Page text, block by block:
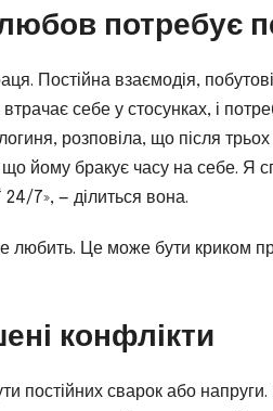
потребує
Постійна взаємодія, побутові
себе у стосунках, і
розповіла, що після трьох
йому бракує часу на себе. Я
7», — ділиться вона.
любить. Це може бути криком
конфлікти
постійних сварок або